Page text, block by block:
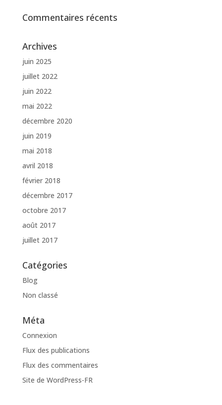
Commentaires récents
Archives
juin 2025
juillet 2022
juin 2022
mai 2022
décembre 2020
juin 2019
mai 2018
avril 2018
février 2018
décembre 2017
octobre 2017
août 2017
juillet 2017
Catégories
Blog
Non classé
Méta
Connexion
Flux des publications
Flux des commentaires
Site de WordPress-FR